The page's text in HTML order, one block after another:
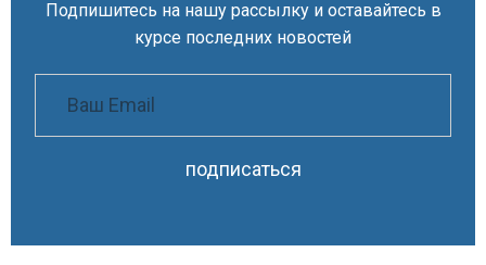
Подпишитесь на нашу рассылку и оставайтесь в
курсе последних новостей
подписаться